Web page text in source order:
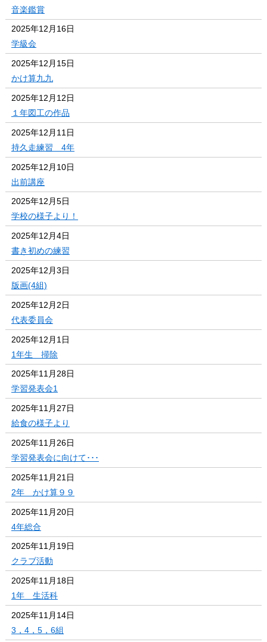
音楽鑑賞
2025年12月16日
学級会
2025年12月15日
かけ算九九
2025年12月12日
１年図工の作品
2025年12月11日
持久走練習 4年
2025年12月10日
出前講座
2025年12月5日
学校の様子より！
2025年12月4日
書き初めの練習
2025年12月3日
版画(4組)
2025年12月2日
代表委員会
2025年12月1日
1年生 掃除
2025年11月28日
学習発表会1
2025年11月27日
給食の様子より
2025年11月26日
学習発表会に向けて･･･
2025年11月21日
2年 かけ算９９
2025年11月20日
4年総合
2025年11月19日
クラブ活動
2025年11月18日
1年 生活科
2025年11月14日
3，4，5，6組